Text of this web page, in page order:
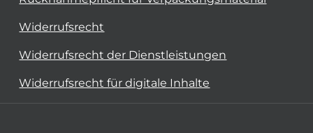
Widerrufsrecht
Widerrufsrecht der Dienstleistungen
Widerrufsrecht für digitale Inhalte